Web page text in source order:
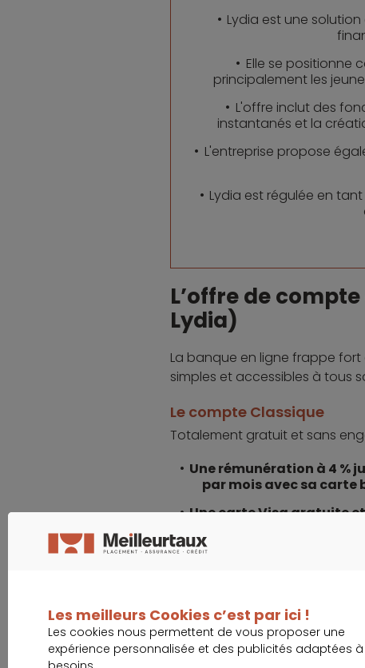
Lydia est une
Elle se positionne
principalement les
L'offre inclut des
instantanés et la
L'entreprise propose
Lydia est régulée en
L’offre de
Lydia)
La banque en ligne frappe
simples et accessibles à tous
Le compte Classique
Totalement gratuit et sans
Une rémunération à 4 %
par mois avec sa carte
Une carte Visa gratuite
Un IBAN pour la mise en
Des paiements mobiles
Pay.
Les meilleurs Cookies c’est par ici !
Les cookies nous permettent de vous proposer une
expérience personnalisée et des publicités adaptées